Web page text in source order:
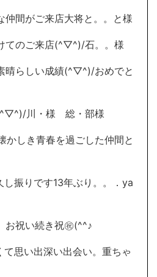
仲間がご来店大将と。。と様
てのご来店(^▽^)/石。。様
晴らしい成績(^▽^)/おめでと
川・様 総・部様
しき青春を過ごした仲間と
し振りです13年ぶり。。．ya
お祝い続き祝㊗(^^♪
思い出深い出会い。重ちゃ